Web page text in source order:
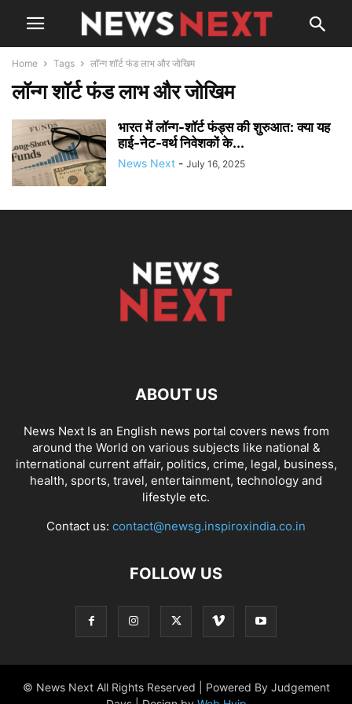
Home Tags लॉन्ग शॉर्ट फंड लाभ और जोखिम
लॉन्ग शॉर्ट फंड लाभ और जोखिम
भारत में लॉन्ग-शॉर्ट फंड्स की शुरुआत: क्या यह
हाई-नेट-वर्थ निवेशकों के...
News Next - July 16, 2025
ABOUT US
News Next Is an English news portal covers news from
around the World on various subjects like national &
international current affair, politics, crime, legal, business,
health, sports, travel, entertainment, technology and
lifestyle etc.
Contact us: contact@newsg.inspiroxindia.co.in
FOLLOW US
© News Next All Rights Reserved | Powered By Judgement